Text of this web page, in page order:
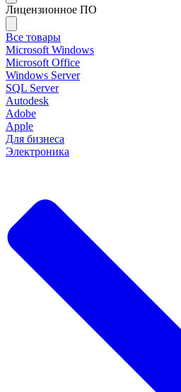
Лицензионное ПО
Все товары
Microsoft Windows
Microsoft Office
Windows Server
SQL Server
Autodesk
Adobe
Apple
Для бизнеса
Электроника